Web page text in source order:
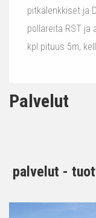
pitkälenkkiset ja
pollareita RST ja
kpl pituus 5m,
Palvelut
palvelut -